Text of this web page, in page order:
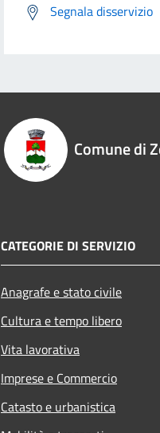
Segnala disservizio
Comune di
CATEGORIE DI SERVIZIO
Anagrafe e stato civile
Cultura e tempo libero
Vita lavorativa
Imprese e Commercio
Catasto e urbanistica